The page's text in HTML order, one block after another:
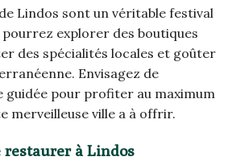
Lindos sont un véritable festival
pourrez explorer des boutiques
des spécialités locales et goûter
Envisagez de
guidée pour profiter au maximum
merveilleuse ville a à offrir.
restaurer à Lindos